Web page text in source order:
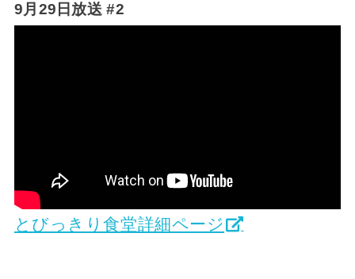
9月29日放送 #2
とびっきり食堂詳細ページ